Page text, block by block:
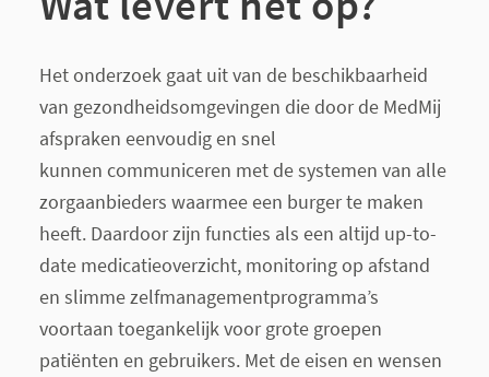
Het onderzoek gaat uit van de beschikbaarheid
van gezondheidsomgevingen die door de MedMij
afspraken eenvoudig en snel
kunnen communiceren met de systemen van alle
zorgaanbieders waarmee een burger te maken
heeft. Daardoor zijn functies als een altijd up-to-
date medicatieoverzicht, monitoring op afstand
en slimme zelfmanagementprogramma’s
voortaan toegankelijk voor grote groepen
patiënten en gebruikers. Met de eisen en wensen